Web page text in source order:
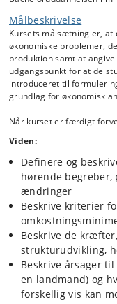
Kurset kan groft opdeles i
Klassisk teoretisk
Optimering af
produktivitet,
Tilpasning af
Risikoaversion,
præferencer samt
Ambitionsniveauet hos
undervisningsform og
studerende undervejs.
Andet:
Dette kursus henvender
specialisere sig i
omfattende behandling
Målbeskrivelse
Kursets målsætning er,
økonomiske problemer,
produktion samt at
udgangspunkt for at de
introduceret til
grundlag for økonomisk
Når kurset er færdigt
Viden:
Definere og
hørende begreber,
ændringer
Beskrive kriterier
Beskrive de
strukturudvikling,
Beskrive årsager
en landmand) og
forskellig vis kan